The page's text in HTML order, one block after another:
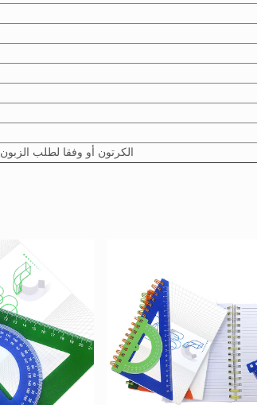
1 جهاز كمبيوتر /يتقلص التفاف ، 32pcs / الكرتون أو وفقا لطلب الزبون